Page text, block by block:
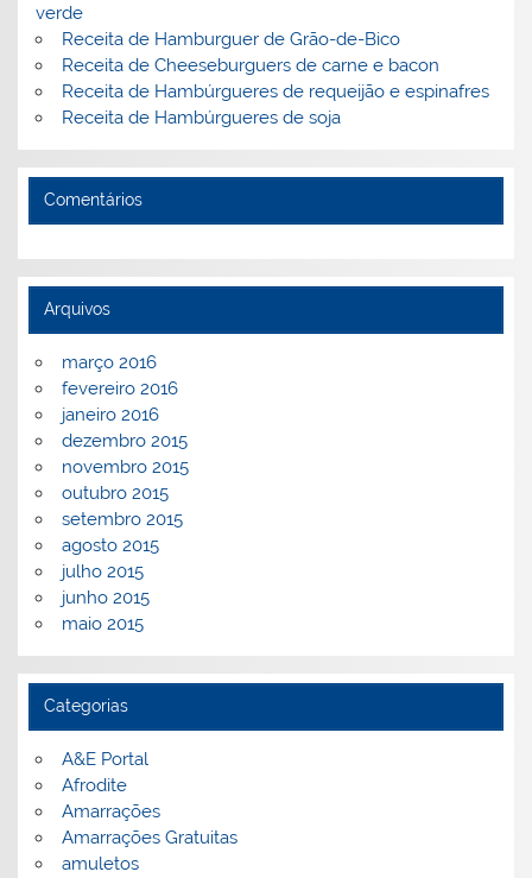
k
l
verde
Receita de Hamburguer de Grão-de-Bico
Receita de Cheeseburguers de carne e bacon
Receita de Hambúrgueres de requeijão e espinafres
Receita de Hambúrgueres de soja
Comentários
Arquivos
março 2016
fevereiro 2016
janeiro 2016
dezembro 2015
novembro 2015
outubro 2015
setembro 2015
agosto 2015
julho 2015
junho 2015
maio 2015
Categorias
A&E Portal
Afrodite
Amarrações
Amarrações Gratuitas
amuletos